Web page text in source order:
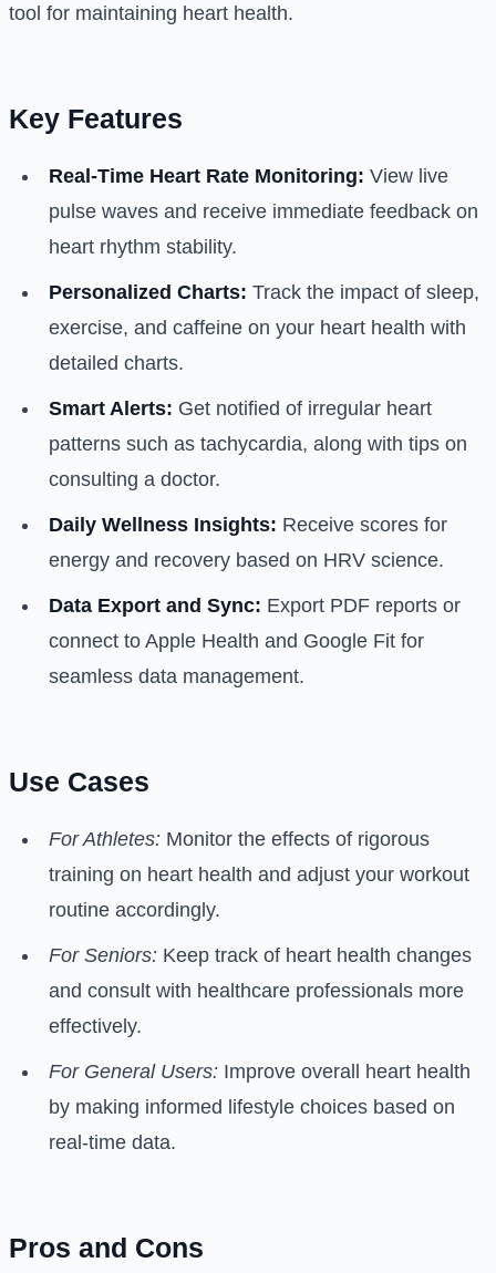
tool for maintaining heart health.
Key Features
Real-Time Heart Rate Monitoring: View live
pulse waves and receive immediate feedback on
heart rhythm stability.
Personalized Charts: Track the impact of sleep,
exercise, and caffeine on your heart health with
detailed charts.
Smart Alerts: Get notified of irregular heart
patterns such as tachycardia, along with tips on
consulting a doctor.
Daily Wellness Insights: Receive scores for
energy and recovery based on HRV science.
Data Export and Sync: Export PDF reports or
connect to Apple Health and Google Fit for
seamless data management.
Use Cases
For Athletes: Monitor the effects of rigorous
training on heart health and adjust your workout
routine accordingly.
For Seniors: Keep track of heart health changes
and consult with healthcare professionals more
effectively.
For General Users: Improve overall heart health
by making informed lifestyle choices based on
real-time data.
Pros and Cons